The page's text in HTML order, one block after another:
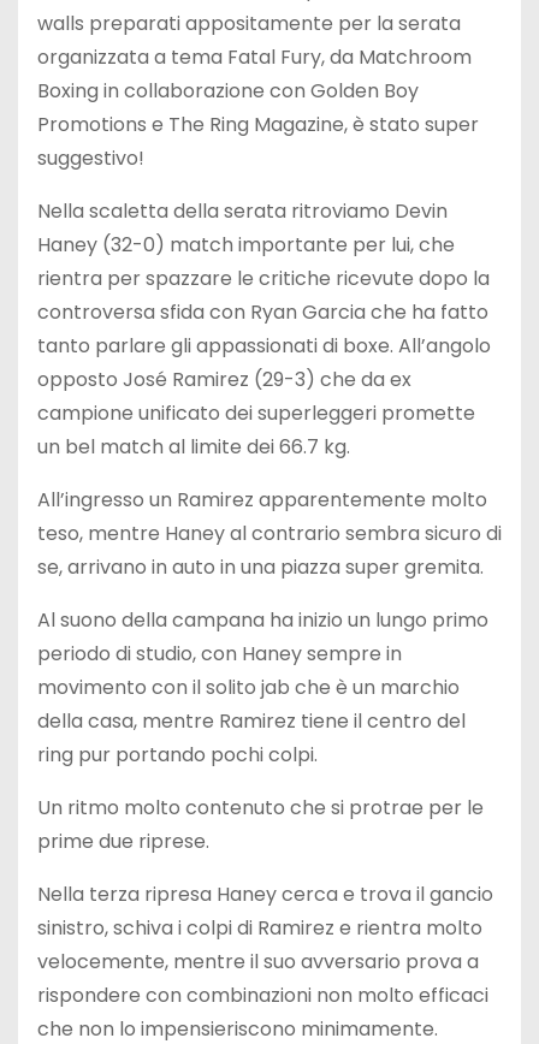
walls preparati appositamente per la serata
organizzata a tema Fatal Fury, da Matchroom
Boxing in collaborazione con Golden Boy
Promotions e The Ring Magazine, è stato super
suggestivo!
Nella scaletta della serata ritroviamo Devin
Haney (32-0) match importante per lui, che
rientra per spazzare le critiche ricevute dopo la
controversa sfida con Ryan Garcia che ha fatto
tanto parlare gli appassionati di boxe. All’angolo
opposto José Ramirez (29-3) che da ex
campione unificato dei superleggeri promette
un bel match al limite dei 66.7 kg.
All’ingresso un Ramirez apparentemente molto
teso, mentre Haney al contrario sembra sicuro di
se, arrivano in auto in una piazza super gremita.
Al suono della campana ha inizio un lungo primo
periodo di studio, con Haney sempre in
movimento con il solito jab che è un marchio
della casa, mentre Ramirez tiene il centro del
ring pur portando pochi colpi.
Un ritmo molto contenuto che si protrae per le
prime due riprese.
Nella terza ripresa Haney cerca e trova il gancio
sinistro, schiva i colpi di Ramirez e rientra molto
velocemente, mentre il suo avversario prova a
rispondere con combinazioni non molto efficaci
che non lo impensieriscono minimamente.